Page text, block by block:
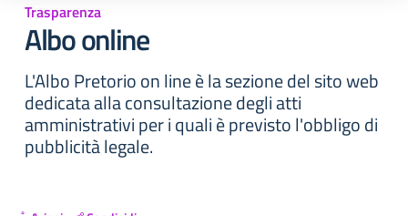
Trasparenza
Albo online
L'Albo Pretorio on line è la sezione del sito web
dedicata alla consultazione degli atti
amministrativi per i quali è previsto l'obbligo di
pubblicità legale.